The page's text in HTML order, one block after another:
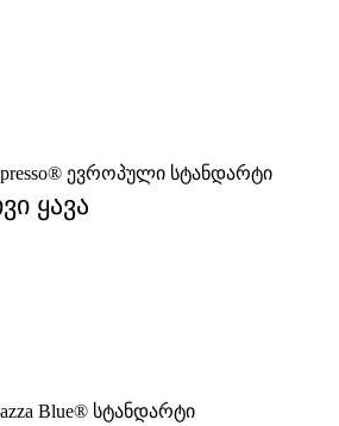
ევროპული სტანდარტი
ყავა
Blue® სტანდარტი